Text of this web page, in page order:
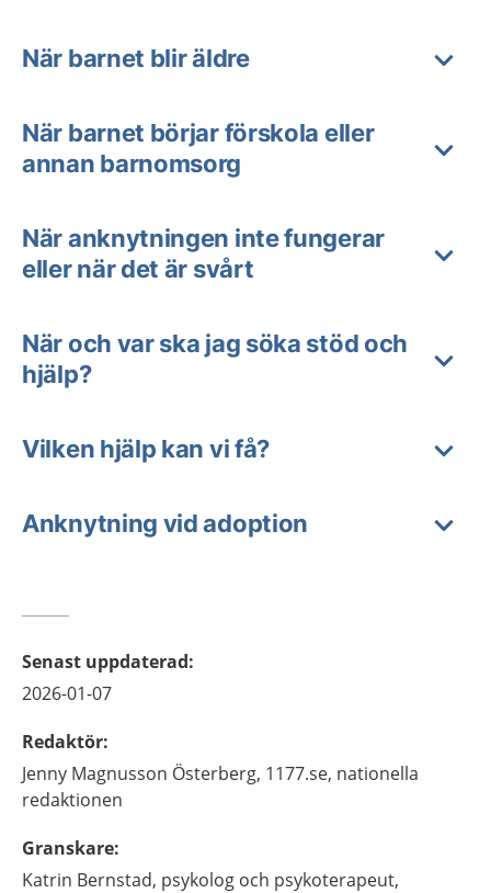
När barnet blir äldre
När barnet börjar förskola eller
annan barnomsorg
När anknytningen inte fungerar
eller när det är svårt
När och var ska jag söka stöd och
hjälp?
Vilken hjälp kan vi få?
Anknytning vid adoption
Senast uppdaterad:
2026-01-07
Redaktör:
Jenny Magnusson Österberg, 1177.se, nationella
redaktionen
Granskare:
Katrin Bernstad, psykolog och psykoterapeut,